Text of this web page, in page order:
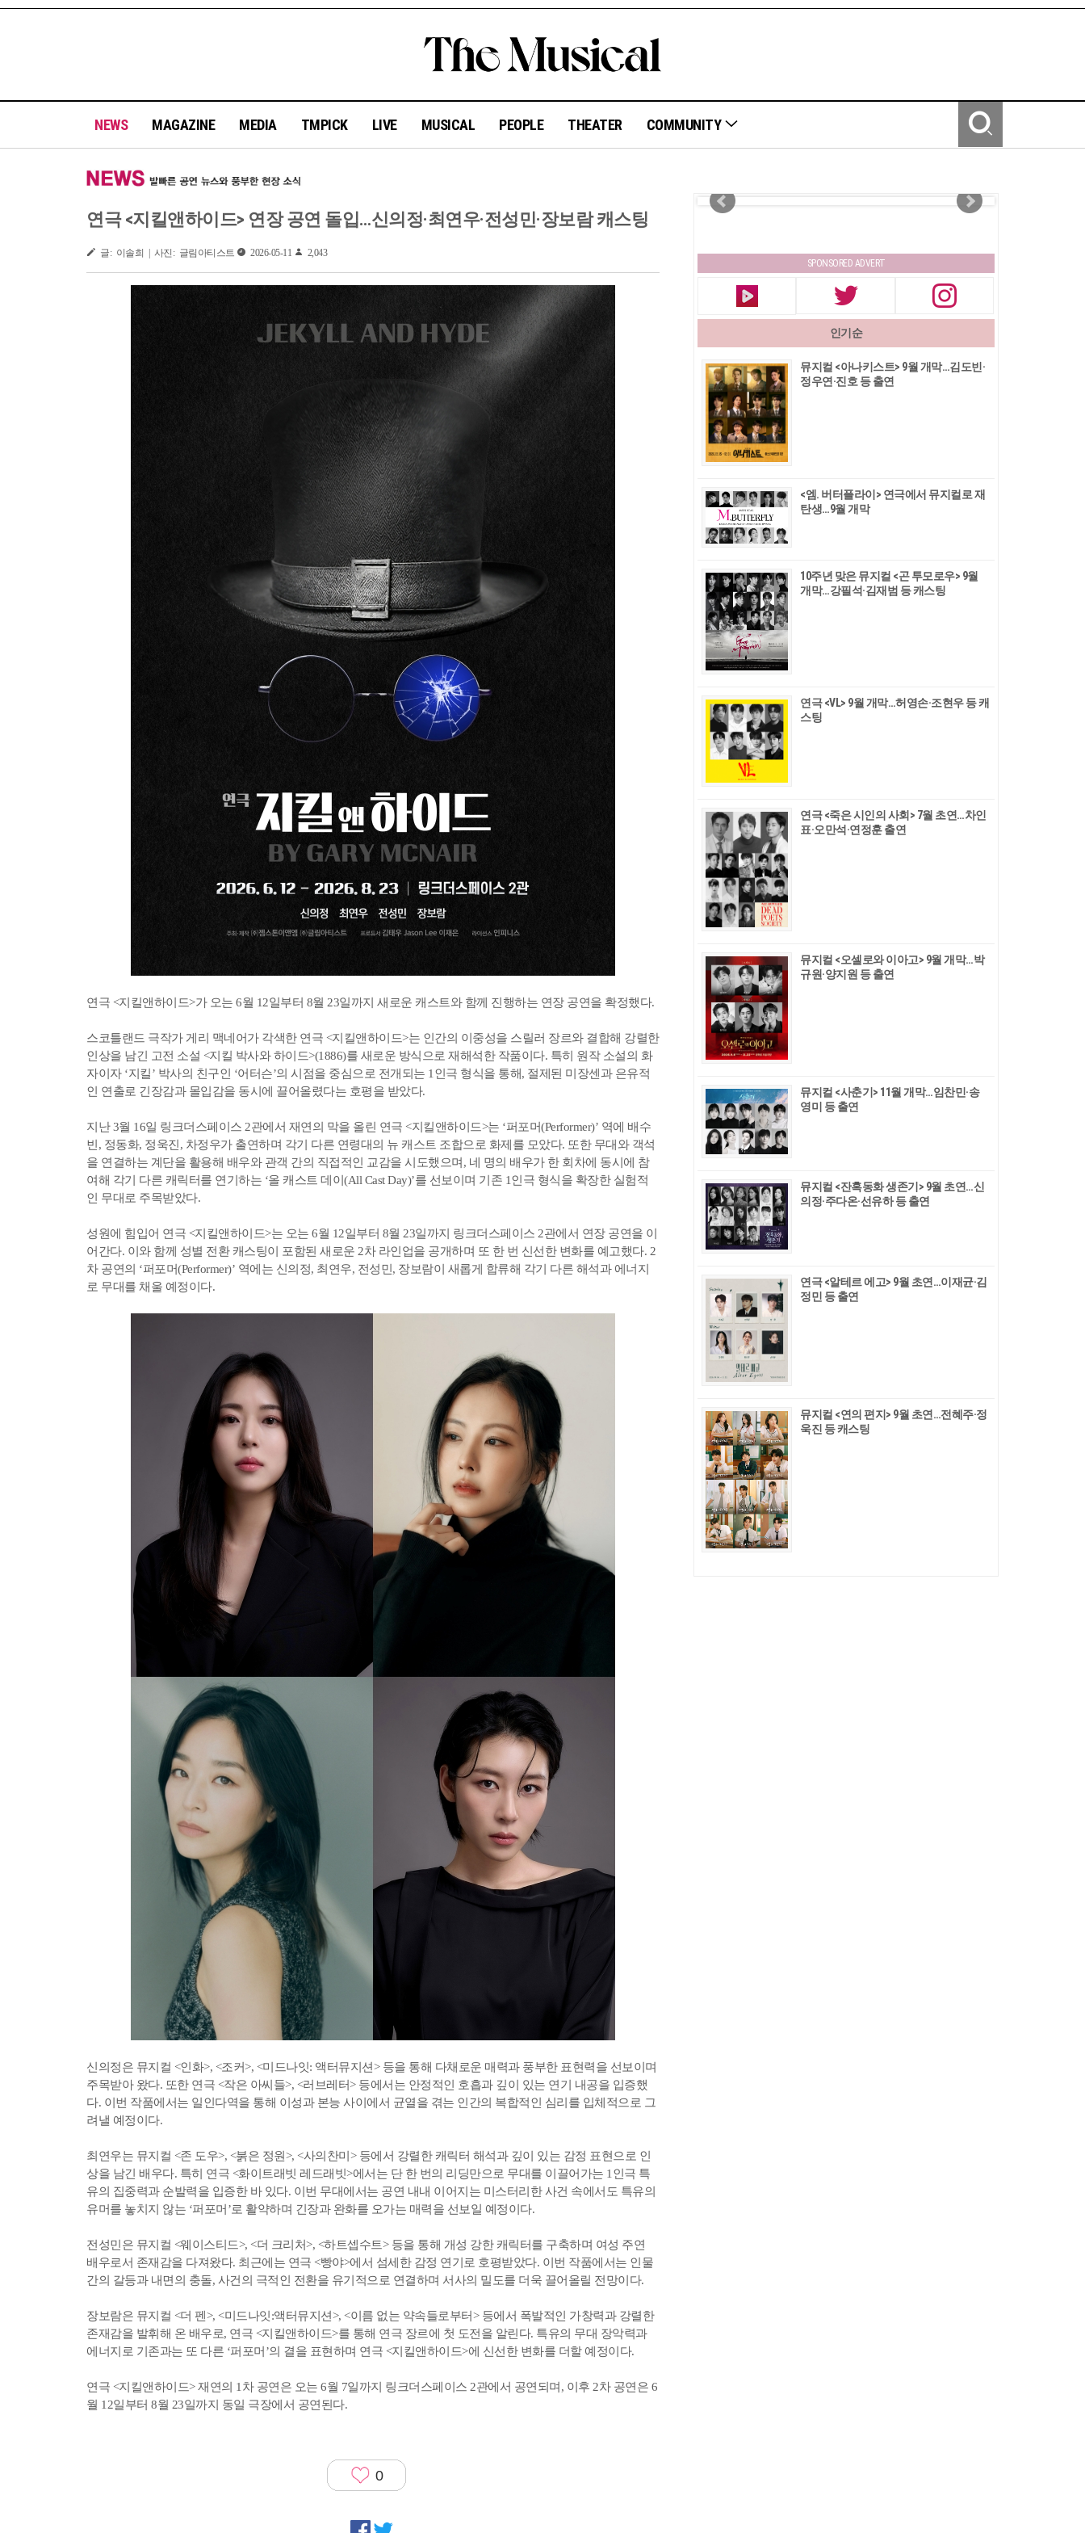
NEWS MAGAZINE MEDIA TMPICK LIVE MUSICAL PEOPLE THEATER COMMUNITY
연극 <지킬앤하이드> 연장 공연 돌입…신의정·최연우·전성민·장보람 캐스팅
글: 이솔희 | 사진: 글림아티스트 2026-05-11 2,043
연극 <지킬앤하이드>가 오는 6월 12일부터 8월 23일까지 새로운 캐스트와 함께 진행하는 연장 공연을 확정했다.
스코틀랜드 극작가 게리 맥네어가 각색한 연극 <지킬앤하이드>는 인간의 이중성을 스릴러 장르와 결합해 강렬한
인상을 남긴 고전 소설 <지킬 박사와 하이드>(1886)를 새로운 방식으로 재해석한 작품이다. 특히 원작 소설의 화
자이자 ‘지킬’ 박사의 친구인 ‘어터슨’의 시점을 중심으로 전개되는 1인극 형식을 통해, 절제된 미장센과 은유적
인 연출로 긴장감과 몰입감을 동시에 끌어올렸다는 호평을 받았다.
지난 3월 16일 링크더스페이스 2관에서 재연의 막을 올린 연극 <지킬앤하이드>는 ‘퍼포머(Performer)’ 역에 배수
빈, 정동화, 정욱진, 차정우가 출연하며 각기 다른 연령대의 뉴 캐스트 조합으로 화제를 모았다. 또한 무대와 객석
을 연결하는 계단을 활용해 배우와 관객 간의 직접적인 교감을 시도했으며, 네 명의 배우가 한 회차에 동시에 참
여해 각기 다른 캐릭터를 연기하는 ‘올 캐스트 데이(All Cast Day)’를 선보이며 기존 1인극 형식을 확장한 실험적
인 무대로 주목받았다.
성원에 힘입어 연극 <지킬앤하이드>는 오는 6월 12일부터 8월 23일까지 링크더스페이스 2관에서 연장 공연을 이
어간다. 이와 함께 성별 전환 캐스팅이 포함된 새로운 2차 라인업을 공개하며 또 한 번 신선한 변화를 예고했다. 2
차 공연의 ‘퍼포머(Performer)’ 역에는 신의정, 최연우, 전성민, 장보람이 새롭게 합류해 각기 다른 해석과 에너지
로 무대를 채울 예정이다.
신의정은 뮤지컬 <인화>, <조커>, <미드나잇: 액터뮤지션> 등을 통해 다채로운 매력과 풍부한 표현력을 선보이며
주목받아 왔다. 또한 연극 <작은 아씨들>, <러브레터> 등에서는 안정적인 호흡과 깊이 있는 연기 내공을 입증했
다. 이번 작품에서는 일인다역을 통해 이성과 본능 사이에서 균열을 겪는 인간의 복합적인 심리를 입체적으로 그
려낼 예정이다.
최연우는 뮤지컬 <존 도우>, <붉은 정원>, <사의찬미> 등에서 강렬한 캐릭터 해석과 깊이 있는 감정 표현으로 인
상을 남긴 배우다. 특히 연극 <화이트래빗 레드래빗>에서는 단 한 번의 리딩만으로 무대를 이끌어가는 1인극 특
유의 집중력과 순발력을 입증한 바 있다. 이번 무대에서는 공연 내내 이어지는 미스터리한 사건 속에서도 특유의
유머를 놓치지 않는 ‘퍼포머’로 활약하며 긴장과 완화를 오가는 매력을 선보일 예정이다.
전성민은 뮤지컬 <웨이스티드>, <더 크리처>, <하트셉수트> 등을 통해 개성 강한 캐릭터를 구축하며 여성 주연
배우로서 존재감을 다져왔다. 최근에는 연극 <빵야>에서 섬세한 감정 연기로 호평받았다. 이번 작품에서는 인물
간의 갈등과 내면의 충돌, 사건의 극적인 전환을 유기적으로 연결하며 서사의 밀도를 더욱 끌어올릴 전망이다.
장보람은 뮤지컬 <더 펜>, <미드나잇:액터뮤지션>, <이름 없는 약속들로부터> 등에서 폭발적인 가창력과 강렬한
존재감을 발휘해 온 배우로, 연극 <지킬앤하이드>를 통해 연극 장르에 첫 도전을 알린다. 특유의 무대 장악력과
에너지로 기존과는 또 다른 ‘퍼포머’의 결을 표현하며 연극 <지킬앤하이드>에 신선한 변화를 더할 예정이다.
연극 <지킬앤하이드> 재연의 1차 공연은 오는 6월 7일까지 링크더스페이스 2관에서 공연되며, 이후 2차 공연은 6
월 12일부터 8월 23일까지 동일 극장에서 공연된다.
0
SPONSORED ADVERT
인기순
뮤지컬 <아나키스트> 9월 개막…김도빈·
정우연·진호 등 출연
<엠. 버터플라이> 연극에서 뮤지컬로 재
탄생…9월 개막
10주년 맞은 뮤지컬 <곤 투모로우> 9월
개막…강필석·김재범 등 캐스팅
연극 <VL> 9월 개막…허영손·조현우 등 캐
스팅
연극 <죽은 시인의 사회> 7월 초연…차인
표·오만석·연정훈 출연
뮤지컬 <오셀로와 이아고> 9월 개막…박
규원·양지원 등 출연
뮤지컬 <사춘기> 11월 개막…임찬민·송
영미 등 출연
뮤지컬 <잔혹동화 생존기> 9월 초연…신
의정·주다온·선유하 등 출연
연극 <알테르 에고> 9월 초연…이재균·김
정민 등 출연
뮤지컬 <연의 편지> 9월 초연…전혜주·정
욱진 등 캐스팅